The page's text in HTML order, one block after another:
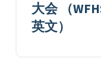
大会 （
英文）